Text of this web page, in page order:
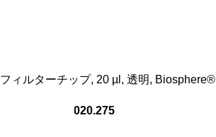
フィルターチップ, 20 µl, 透明,
70.3020.275